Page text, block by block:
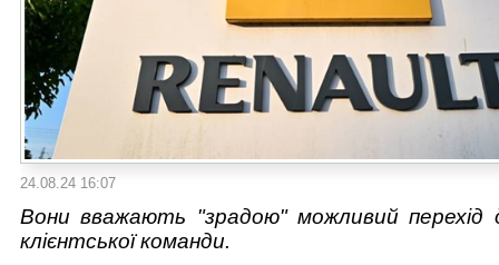
24.08.24 16:07
Вони вважають "зрадою" можливий перехід
клієнтської команди.